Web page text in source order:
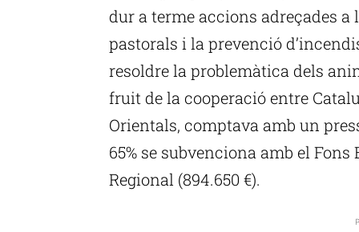
dur a terme accions adreçades
pastorals i la prevenció
resoldre la problemàtica dels
fruit de la cooperació entre
Orientals, comptava amb un
65% se subvenciona amb el
Regional (894.650 €).